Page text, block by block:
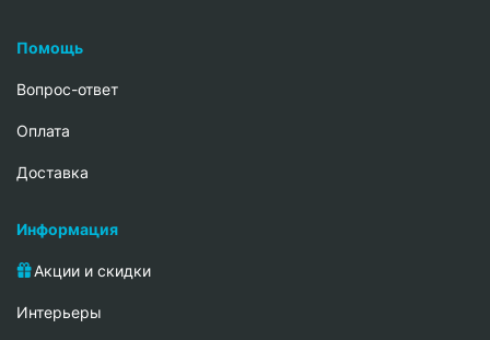
Помощь
Вопрос-ответ
Oплата
Доставка
Информация
Акции и скидки
Интерьеры